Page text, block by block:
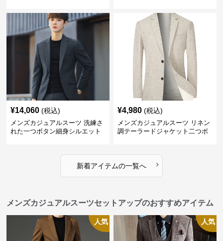
¥14,060 (税込)
メンズカジュアルスーツ 洗練さ
れた一つボタン細身シルエット
¥4,980 (税込)
メンズカジュアルスーツ リネン
調テーラードジャケット二つボ
新着アイテムの一覧へ ›
メンズカジュアルスーツセットアップのおすすめアイテム
人気 人気